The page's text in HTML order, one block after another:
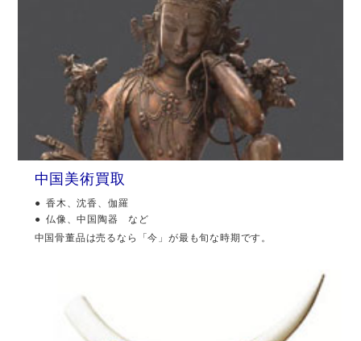
中国美術買取
香木、沈香、伽羅
仏像、中国陶器 など
中国骨董品は売るなら「今」が最も旬な時期です。